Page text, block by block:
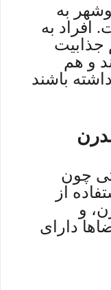
به
به
جذابیت
و هم
باشند
چون
از
و
دارای